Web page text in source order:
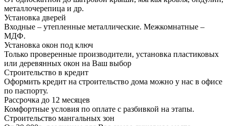
металлочерепица и др.
Установка дверей
Входные – утепленные металлические. Межкомнатные –
МДФ.
Установка окон под ключ
Только проверенные производители, установка пластиковых
или деревянных окон на Ваш выбор
Строительство в кредит
Оформить кредит на строительство дома можно у нас в офисе
по паспорту.
Рассрочка до 12 месяцев
Комфортные условия по оплате с разбивкой на этапы.
Строительство мангальных зон